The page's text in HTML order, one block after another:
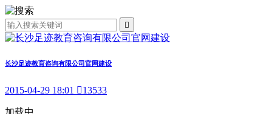

长沙足迹教育咨询有限公司官网建设
2015-04-29 18:01 13533
加载中...